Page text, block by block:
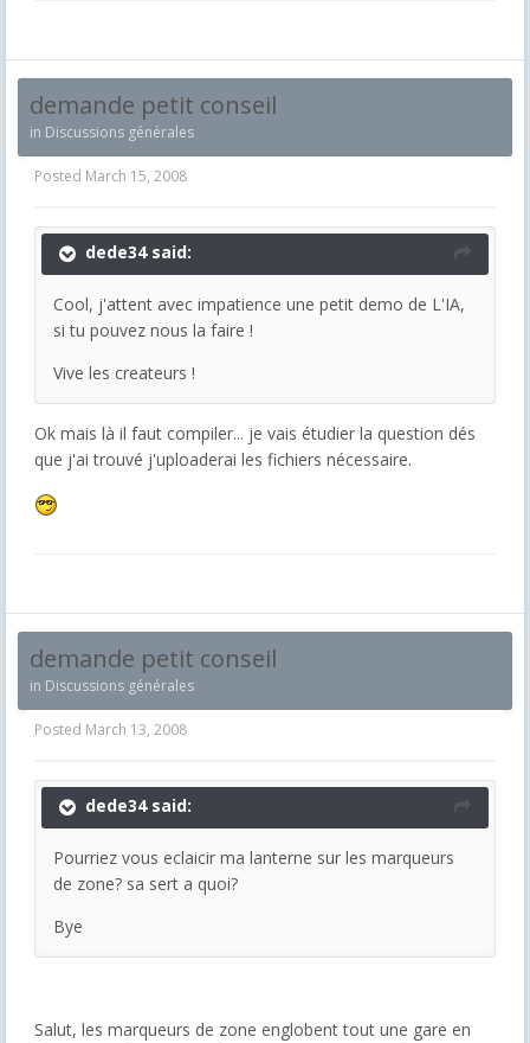
demande petit conseil
in Discussions générales
Posted March 15, 2008
dede34 said:
Cool, j'attent avec impatience une petit demo de L'IA,
si tu pouvez nous la faire !
Vive les createurs !
Ok mais là il faut compiler... je vais étudier la question dés
que j'ai trouvé j'uploaderai les fichiers nécessaire.
demande petit conseil
in Discussions générales
Posted March 13, 2008
dede34 said:
Pourriez vous eclaicir ma lanterne sur les marqueurs
de zone? sa sert a quoi?
Bye
Salut, les marqueurs de zone englobent tout une gare en